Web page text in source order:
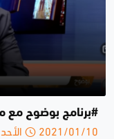
#برنامج بوضوح مع محمد
2021/01/10 الأحد 11:51 ص